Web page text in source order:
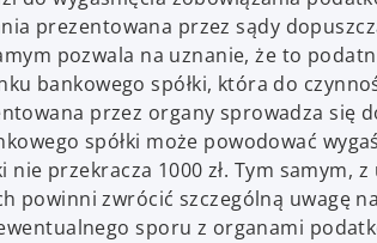
prezentowana przez sądy
pozwala na uznanie, że to
bankowego spółki, która do
przez organy sprowadza się
spółki może powodować
przekracza 1000 zł. Tym samym, z
powinni zwrócić szczególną uwagę na
sporu z organami